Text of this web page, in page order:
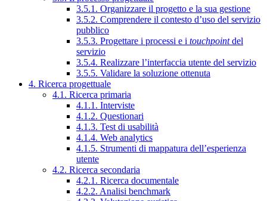
3.5.1. Organizzare il progetto e la sua gestione
3.5.2. Comprendere il contesto d’uso del servizio
pubblico
3.5.3. Progettare i processi e i touchpointdel
servizio
3.5.4. Realizzare l’interfaccia utente del servizio
3.5.5. Validare la soluzione ottenuta
4. Ricerca progettuale
4.1. Ricerca primaria
4.1.1. Interviste
4.1.2. Questionari
4.1.3. Test di usabilità
4.1.4. Web analytics
4.1.5. Strumenti di mappatura dell’esperienza
utente
4.2. Ricerca secondaria
4.2.1. Ricerca documentale
4.2.2. Analisi benchmark